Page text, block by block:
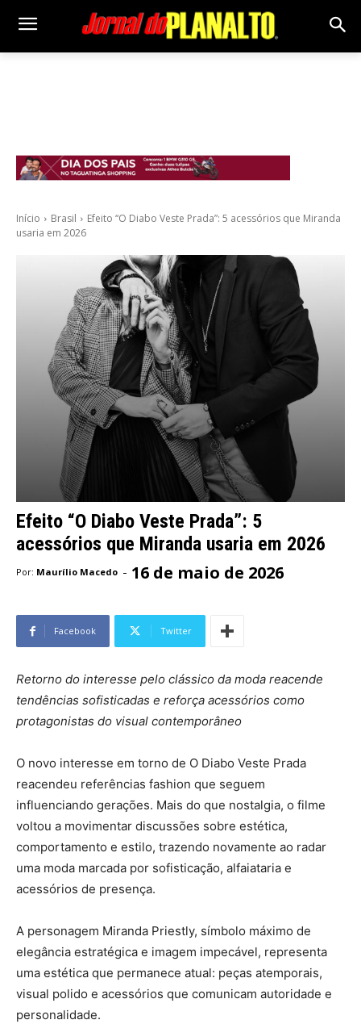
Início Brasil
Efeito “O Diabo Veste Prada”: 5 acessórios que Miranda
usaria em 2026
Efeito “O Diabo Veste Prada”: 5
acessórios que Miranda usaria em 2026
Por: Maurílio Macedo - 16 de maio de 2026
Facebook Twitter
Retorno do interesse pelo clássico da moda reacende
tendências sofisticadas e reforça acessórios como
protagonistas do visual contemporâneo
O novo interesse em torno de O Diabo Veste Prada
reacendeu referências fashion que seguem
influenciando gerações. Mais do que nostalgia, o filme
voltou a movimentar discussões sobre estética,
comportamento e estilo, trazendo novamente ao radar
uma moda marcada por sofisticação, alfaiataria e
acessórios de presença.
A personagem Miranda Priestly, símbolo máximo de
elegância estratégica e imagem impecável, representa
uma estética que permanece atual: peças atemporais,
visual polido e acessórios que comunicam autoridade e
personalidade.